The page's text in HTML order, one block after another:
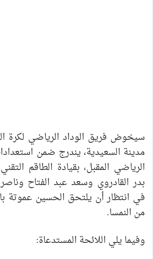
سيخوض فريق الوداد الرياضي لكرة
مدينة السعيدية، يندرج ضمن
الرياضي المقبل، بقيادة الطاقم
بدر القادروي وسعد عبد الفتاح
في انتظار أن يلتحق الحسين عموتة
من النمسا.
وفيما يلي اللائحة المستدعاة: